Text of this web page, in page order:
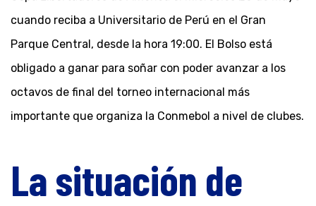
cuando reciba a Universitario de Perú en el Gran
Parque Central, desde la hora 19:00. El Bolso está
obligado a ganar para soñar con poder avanzar a los
octavos de final del torneo internacional más
importante que organiza la Conmebol a nivel de clubes.
La situación de